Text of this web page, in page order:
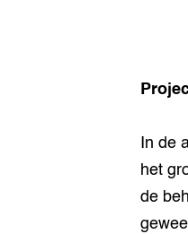
In de
het
de